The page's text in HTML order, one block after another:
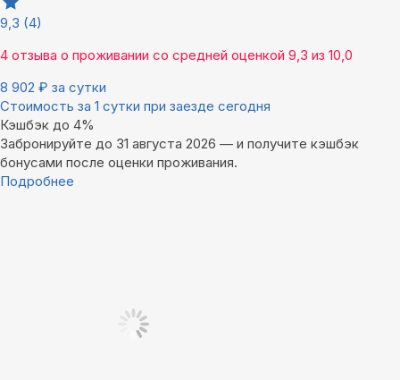
9,3 (4)
4 отзыва о проживании со средней оценкой 9,3 из 10,0
8 902 ₽ за сутки
Стоимость за 1 сутки при заезде сегодня
Кэшбэк до 4%
Забронируйте до 31 августа 2026 — и получите кэшбэк
бонусами после оценки проживания.
Подробнее